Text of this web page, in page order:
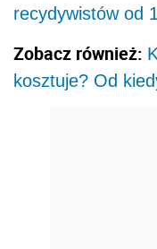
recydywistów od
Zobacz również:
kosztuje? Od